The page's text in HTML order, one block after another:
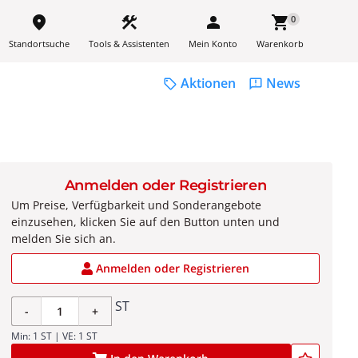
place
Standortsuche
construction
Tools & Assistenten
person
Mein Konto
shopping_cart0
Warenkorb
sell Aktionen feedback News
Anmelden oder Registrieren
Um Preise, Verfügbarkeit und Sonderangebote
einzusehen, klicken Sie auf den Button unten und
melden Sie sich an.
Anmelden oder Registrieren
- + ST
Min: 1 ST | VE: 1 ST